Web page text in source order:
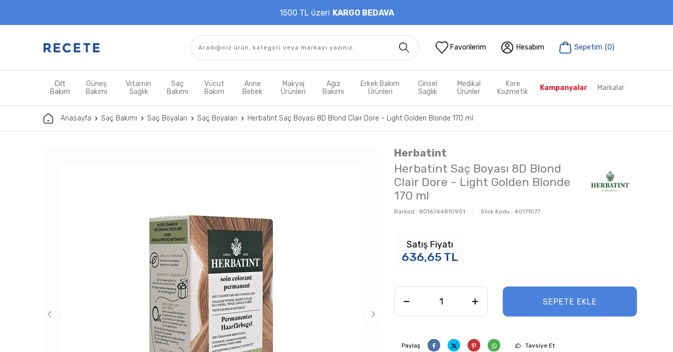
1500 TL üzeri KARGO BEDAVA
Favorilerim Hesabım Sepetim (0)
Cilt
Bakım
Güneş
Bakımı
Vitamin
Sağlık
Saç
Bakımı
Vücut
Bakım
Anne
Bebek
Makyaj
Ürünleri
Ağız
Bakımı
Erkek Bakım
Ürünleri
Cinsel
Sağlık
Medikal
Ürünler
Kore
Kozmetik
Kampanyalar Markalar
Anasayfa Saç Bakımı Saç Boyaları Saç Boyaları Herbatint Saç Boyası 8D Blond Clair Dore - Light Golden Blonde 170 ml
Herbatint
Herbatint Saç Boyası 8D Blond
Clair Dore - Light Golden Blonde
170 ml
Barkod : 8016744810951 Stok Kodu : 40171077
Satış Fiyatı
636,65 TL
SEPETE EKLE
Paylaş Tavsiye Et